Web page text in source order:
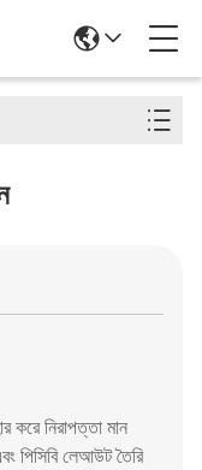
করে নিরাপত্তা মান
পিসিবি লেআউট তৈরি